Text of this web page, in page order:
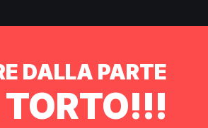
DALLA PARTE
TORTO!!!